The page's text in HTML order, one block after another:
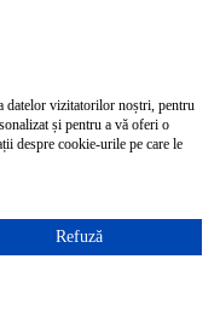
datelor vizitatorilor noștri, pentru
și pentru a vă oferi o
despre cookie-urile pe care le
Refuză